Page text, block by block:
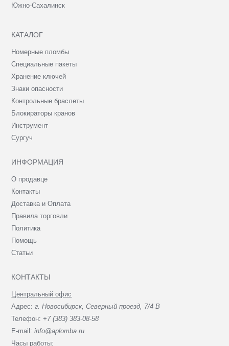
Южно-Сахалинск
КАТАЛОГ
Номерные пломбы
Специальные пакеты
Хранение ключей
Знаки опасности
Контрольные браслеты
Блокираторы кранов
Инструмент
Сургуч
ИНФОРМАЦИЯ
О продавце
Контакты
Доставка и Оплата
Правила торговли
Политика
Помощь
Статьи
КОНТАКТЫ
Центральный офис
Адрес:г. Новосибирск, Северный проезд, 7/4 В
Телефон: +7 (383) 383-08-58
E-mail:info@aplomba.ru
Часы работы: